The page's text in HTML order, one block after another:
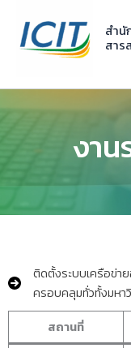
content
สำนั
สาร
งาน
ติดตั้งระบบเครือข่าย
ครอบคลุมทั่วทั้งมหา
สถานที่